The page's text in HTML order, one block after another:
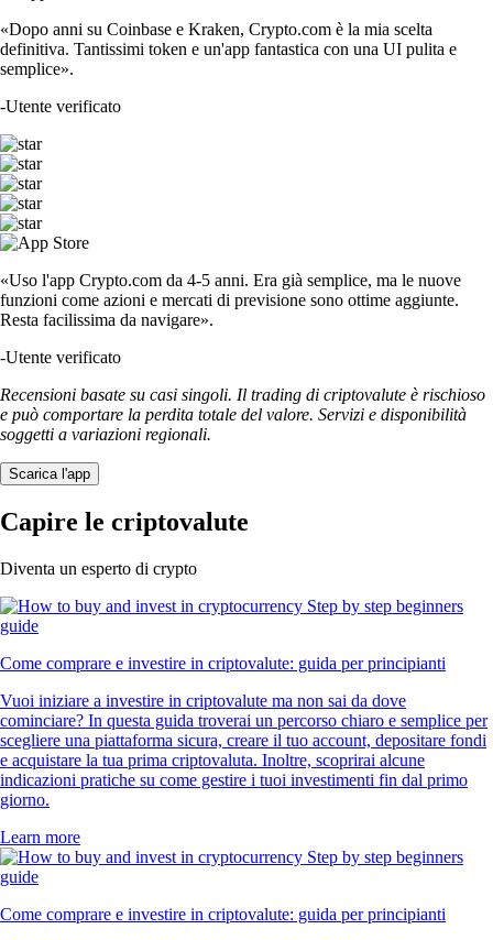
«Dopo anni su Coinbase e Kraken, Crypto.com è la mia scelta
definitiva. Tantissimi token e un'app fantastica con una UI pulita e
semplice».
-Utente verificato
«Uso l'app Crypto.com da 4-5 anni. Era già semplice, ma le nuove
funzioni come azioni e mercati di previsione sono ottime aggiunte.
Resta facilissima da navigare».
-Utente verificato
Recensioni basate su casi singoli. Il trading di criptovalute è rischioso
e può comportare la perdita totale del valore. Servizi e disponibilità
soggetti a variazioni regionali.
Scarica l'app
Capire le criptovalute
Diventa un esperto di crypto
Come comprare e investire in criptovalute: guida per principianti
Vuoi iniziare a investire in criptovalute ma non sai da dove
cominciare? In questa guida troverai un percorso chiaro e semplice per
scegliere una piattaforma sicura, creare il tuo account, depositare fondi
e acquistare la tua prima criptovaluta. Inoltre, scoprirai alcune
indicazioni pratiche su come gestire i tuoi investimenti fin dal primo
giorno.
Learn more
Come comprare e investire in criptovalute: guida per principianti